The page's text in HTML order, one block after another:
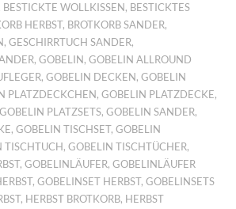
BESTICKTE WOLLKISSEN , BESTICKTES
HERBST, BROTKORB SANDER,
,GESCHIRRTUCH SANDER,
,GOBELIN ,GOBELIN ALLROUND
,GOBELIN DECKEN ,GOBELIN
PLATZDECKCHEN ,GOBELIN PLATZDECKE,
GOBELIN PLATZSETS,GOBELIN SANDER,
,GOBELIN TISCHSET,GOBELIN
TISCHTUCH ,GOBELIN TISCHTÜCHER,
,GOBELINLÄUFER,GOBELINLÄUFER
,GOBELINSET HERBST,GOBELINSETS
, HERBST BROTKORB, HERBST